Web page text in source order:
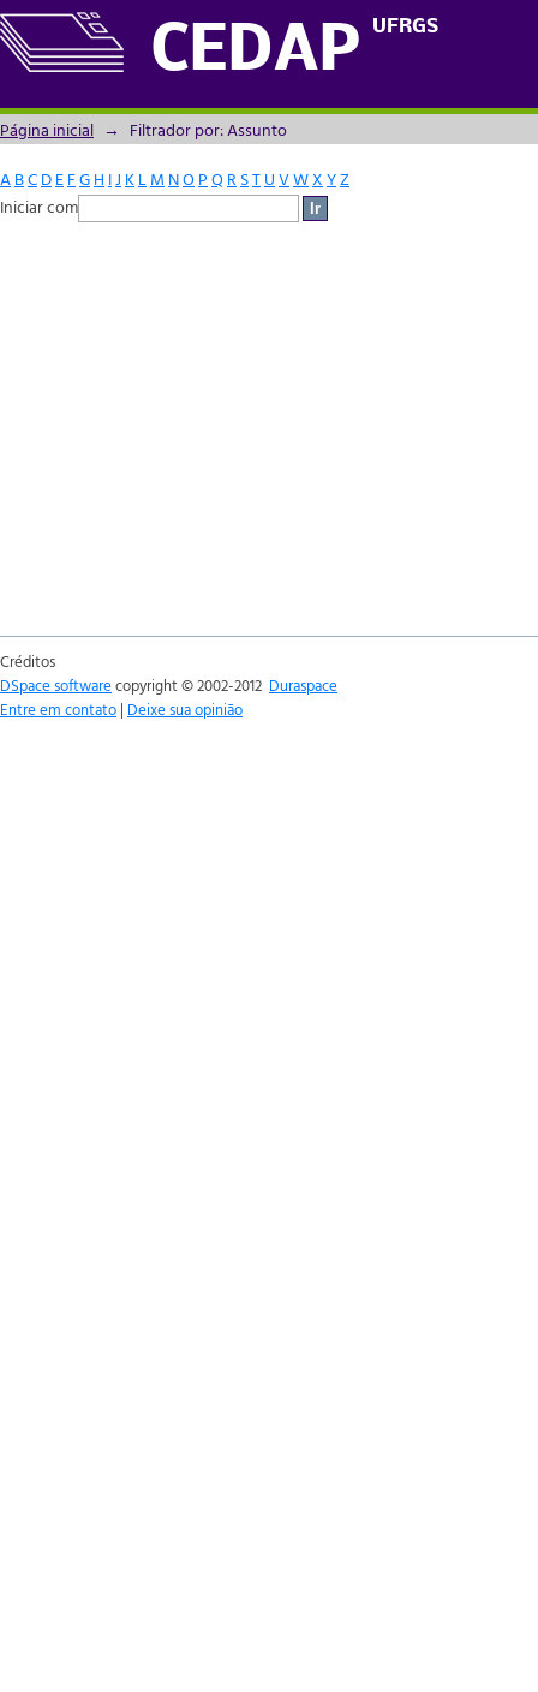
CEDAP UFRGS
Filtrador por: Assunto
Página inicial → Filtrador por: Assunto
ABCDEFGH IJ KLM NOPQRSTUVWXYZ
Iniciar com
Créditos
DSpace softwarecopyright © 2002-2012 Duraspace
Entre em contato | Deixe sua opinião